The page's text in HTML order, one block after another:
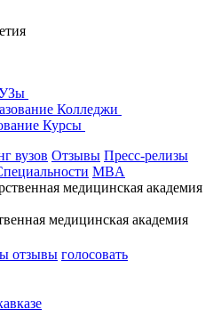
Колледжи
Курсы
вузов Отзывы Пресс-релизы
MBA
медицинская академия
отзывы голосовать